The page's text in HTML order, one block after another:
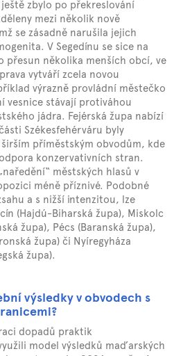
zbylo po překreslování
mezi několik nově
se zásadně narušila jejich
V Segedínu se sice na
přesun několika menších obcí, ve
vytváří zcela novou
výrazně provládní městečko
vesnice stávají protiváhou
jádra. Fejérská župa nabízí
Székesfehérváru byly
příměstským obvodům, kde
konzervativních stran.
městských hlasů v
méně příznivé. Podobné
a s nižší intenzitou, lze
(Hajdú-Biharská župa), Miskolc
župa), Pécs (Baranská župa),
župa) či Nyíregyháza
župa).
výsledky v obvodech s
dopadů praktik
model výsledků maďarských